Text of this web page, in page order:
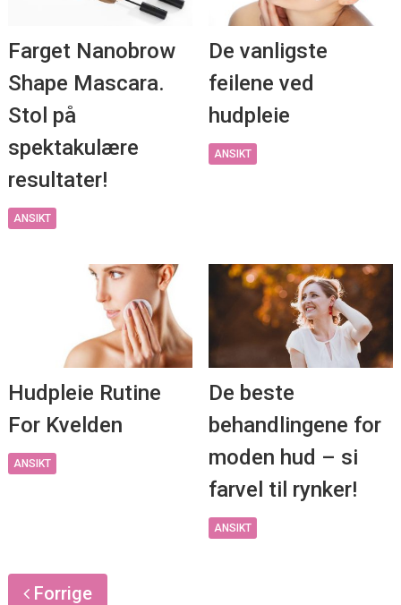
Farget Nanobrow
Shape Mascara.
Stol på
spektakulære
resultater!
ANSIKT
De vanligste
feilene ved
hudpleie
ANSIKT
Hudpleie Rutine
For Kvelden
ANSIKT
De beste
behandlingene for
moden hud – si
farvel til rynker!
ANSIKT
Forrige